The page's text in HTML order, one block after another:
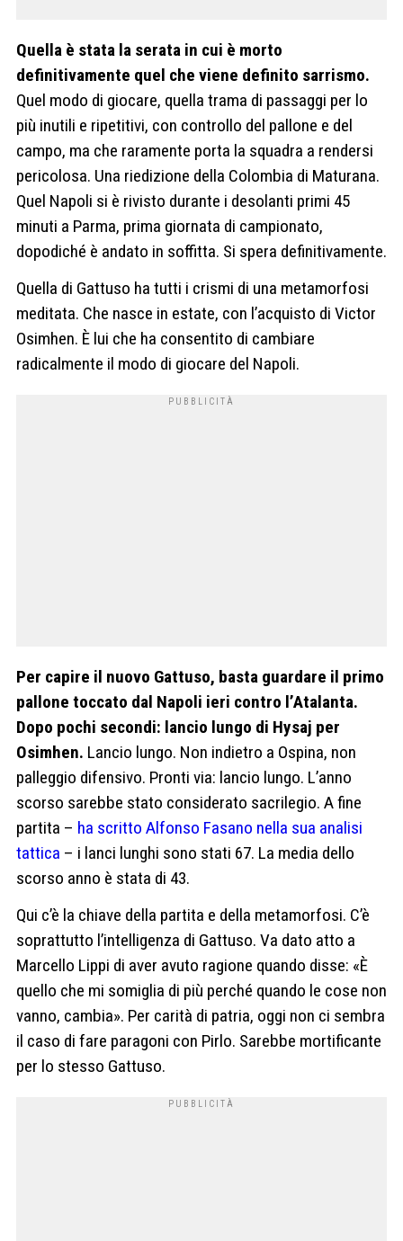
Quella è stata la serata in cui è morto
definitivamente quel che viene definito sarrismo.
Quel modo di giocare, quella trama di passaggi per lo
più inutili e ripetitivi, con controllo del pallone e del
campo, ma che raramente porta la squadra a rendersi
pericolosa. Una riedizione della Colombia di Maturana.
Quel Napoli si è rivisto durante i desolanti primi 45
minuti a Parma, prima giornata di campionato,
dopodiché è andato in soffitta. Si spera definitivamente.
Quella di Gattuso ha tutti i crismi di una metamorfosi
meditata. Che nasce in estate, con l’acquisto di Victor
Osimhen. È lui che ha consentito di cambiare
radicalmente il modo di giocare del Napoli.
Per capire il nuovo Gattuso, basta guardare il primo
pallone toccato dal Napoli ieri contro l’Atalanta.
Dopo pochi secondi: lancio lungo di Hysaj per
Osimhen. Lancio lungo. Non indietro a Ospina, non
palleggio difensivo. Pronti via: lancio lungo. L’anno
scorso sarebbe stato considerato sacrilegio. A fine
partita – ha scritto Alfonso Fasano nella sua analisi
tattica – i lanci lunghi sono stati 67. La media dello
scorso anno è stata di 43.
Qui c’è la chiave della partita e della metamorfosi. C’è
soprattutto l’intelligenza di Gattuso. Va dato atto a
Marcello Lippi di aver avuto ragione quando disse: «È
quello che mi somiglia di più perché quando le cose non
vanno, cambia». Per carità di patria, oggi non ci sembra
il caso di fare paragoni con Pirlo. Sarebbe mortificante
per lo stesso Gattuso.